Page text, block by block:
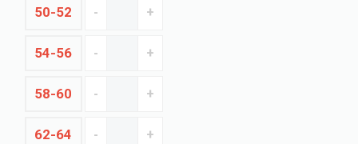
50-52
54-56
58-60
62-64